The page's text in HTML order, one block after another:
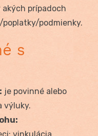
akých prípadoch
podmienky.
s
je povinné alebo
výluky.